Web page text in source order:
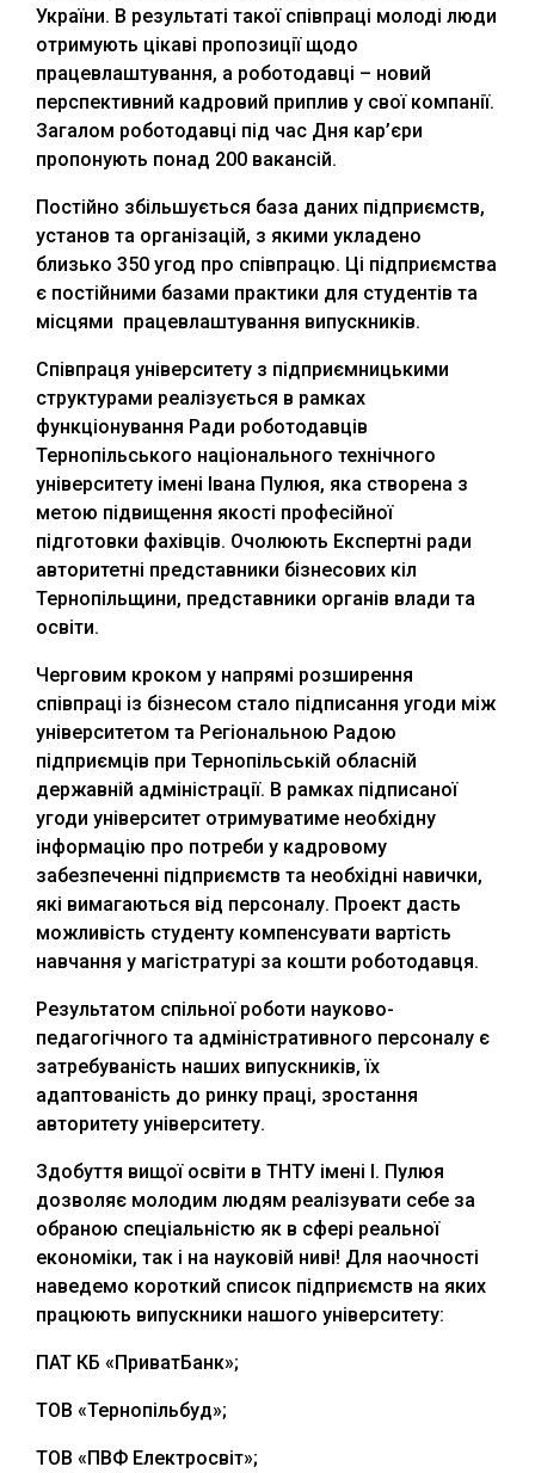
України. В результаті такої співпраці молоді люди
отримують цікаві пропозиції щодо
працевлаштування, а роботодавці – новий
перспективний кадровий приплив у свої компанії.
Загалом роботодавці під час Дня кар’єри
пропонують понад 200 вакансій.
Постійно збільшується база даних підприємств,
установ та організацій, з якими укладено
близько 350 угод про співпрацю. Ці підприємства
є постійними базами практики для студентів та
місцями працевлаштування випускників.
Співпраця університету з підприємницькими
структурами реалізується в рамках
функціонування Ради роботодавців
Тернопільського національного технічного
університету імені Івана Пулюя, яка створена з
метою підвищення якості професійної
підготовки фахівців. Очолюють Експертні ради
авторитетні представники бізнесових кіл
Тернопільщини, представники органів влади та
освіти.
Черговим кроком у напрямі розширення
співпраці із бізнесом стало підписання угоди між
університетом та Регіональною Радою
підприємців при Тернопільській обласній
державній адміністрації. В рамках підписаної
угоди університет отримуватиме необхідну
інформацію про потреби у кадровому
забезпеченні підприємств та необхідні навички,
які вимагаються від персоналу. Проект дасть
можливість студенту компенсувати вартість
навчання у магістратурі за кошти роботодавця.
Результатом спільної роботи науково-
педагогічного та адміністративного персоналу є
затребуваність наших випускників, їх
адаптованість до ринку праці, зростання
авторитету університету.
Здобуття вищої освіти в ТНТУ імені І. Пулюя
дозволяє молодим людям реалізувати себе за
обраною спеціальністю як в сфері реальної
економіки, так і на науковій ниві! Для наочності
наведемо короткий список підприємств на яких
працюють випускники нашого університету:
ПАТ КБ «ПриватБанк»;
ТОВ «Тернопільбуд»;
ТОВ «ПВФ Електросвіт»;